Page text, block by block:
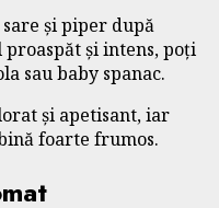
și piper după
și intens, poți
sau baby spanac.
și apetisant, iar
foarte frumos.